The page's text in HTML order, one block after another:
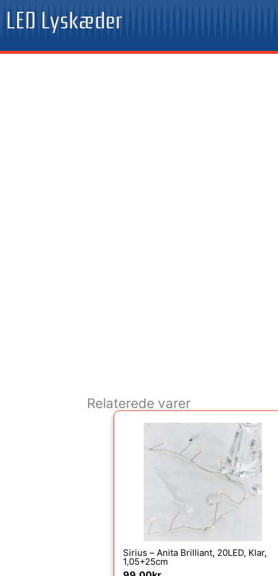
LED Lyskæder
Relaterede varer
Sirius – Anita Brilliant, 20LED, Klar,
1,05+25cm